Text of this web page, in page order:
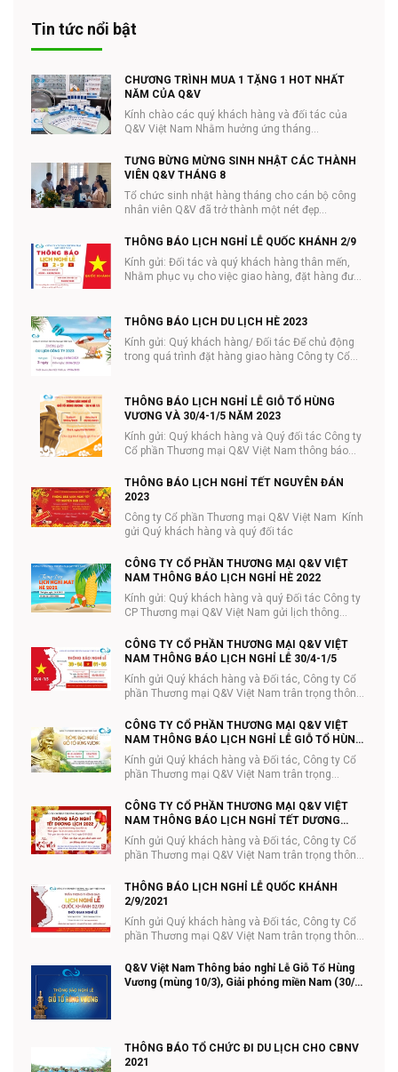
Tin tức nổi bật
CHƯƠNG TRÌNH MUA 1 TẶNG 1 HOT NHẤT
NĂM CỦA Q&V
Kính chào các quý khách hàng và đối tác của
Q&V Việt Nam Nhằm hưởng ứng tháng
TƯNG BỪNG MỪNG SINH NHẬT CÁC THÀNH
VIÊN Q&V THÁNG 8
Tổ chức sinh nhật hàng tháng cho cán bộ công
nhân viên Q&V đã trở thành một nét đẹp...
THÔNG BÁO LỊCH NGHỈ LỄ QUỐC KHÁNH 2/9
Kính gửi: Đối tác và quý khách hàng thân mến,
Nhằm phục vụ cho việc giao hàng, đặt hàng được
THÔNG BÁO LỊCH DU LỊCH HÈ 2023
Kính gửi: Quý khách hàng/ Đối tác Để chủ động
trong quá trình đặt hàng giao hàng Công ty Cổ
THÔNG BÁO LỊCH NGHỈ LỄ GIỖ TỔ HÙNG
VƯƠNG VÀ 30/4-1/5 NĂM 2023
Kính gửi: Quý khách hàng và Quý đối tác Công ty
Cổ phần Thương mại Q&V Việt Nam thông báo
THÔNG BÁO LỊCH NGHỈ TẾT NGUYÊN ĐÁN
2023
Công ty Cổ phần Thương mại Q&V Việt Nam Kính
gửi Quý khách hàng và quý đối tác
CÔNG TY CỔ PHẦN THƯƠNG MẠI Q&V VIỆT
NAM THÔNG BÁO LỊCH NGHỈ HÈ 2022
Kính gửi: Quý khách hàng và quý Đối tác Công ty
CP Thương mại Q&V Việt Nam gửi lịch thông
CÔNG TY CỔ PHẦN THƯƠNG MẠI Q&V VIỆT
NAM THÔNG BÁO LỊCH NGHỈ LỄ 30/4-1/5
Kính gửi Quý khách hàng và Đối tác, Công ty Cổ
phần Thương mại Q&V Việt Nam trân trọng thông
CÔNG TY CỔ PHẦN THƯƠNG MẠI Q&V VIỆT
NAM THÔNG BÁO LỊCH NGHỈ LỄ GIỖ TỔ HÙNG
VƯƠNG 10/3
Kính gửi Quý khách hàng và Đối tác, Công ty Cổ
phần Thương mại Q&V Việt Nam trân trọng
CÔNG TY CỔ PHẦN THƯƠNG MẠI Q&V VIỆT
NAM THÔNG BÁO LỊCH NGHỈ TẾT DƯƠNG
LỊCH
Kính gửi Quý khách hàng và Đối tác, Công ty Cổ
phần Thương mại Q&V Việt Nam trân trọng thông
THÔNG BÁO LỊCH NGHỈ LỄ QUỐC KHÁNH
2/9/2021
Kính gửi Quý khách hàng và Đối tác, Công ty Cổ
phần Thương mại Q&V Việt Nam trân trọng thông
Q&V Việt Nam Thông báo nghỉ Lễ Giỗ Tổ Hùng
Vương (mùng 10/3), Giải phóng miền Nam (30/4)
THÔNG BÁO TỔ CHỨC ĐI DU LỊCH CHO CBNV
2021